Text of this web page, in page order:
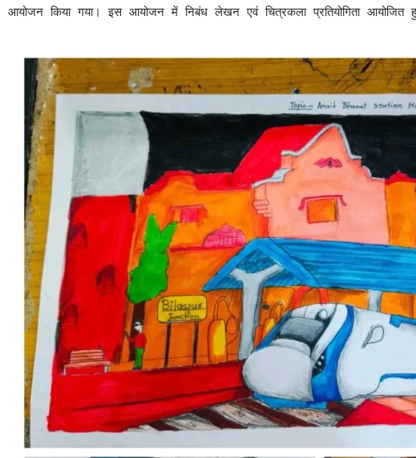
आयोजन किया गया। इस आयोजन में निबंध लेखन एवं चित्रकला प्रतियोगिता आयोजित